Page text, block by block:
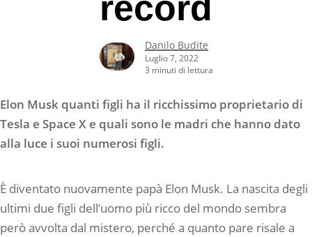
Danilo Budite
Luglio 7, 2022
3 minuti di lettura
Elon Musk quanti figli ha il ricchissimo proprietario di
Tesla e Space X e quali sono le madri che hanno dato
alla luce i suoi numerosi figli.
È diventato nuovamente papà Elon Musk. La nascita degli
ultimi due figli dell’uomo più ricco del mondo sembra
però avvolta dal mistero, perché a quanto pare risale a